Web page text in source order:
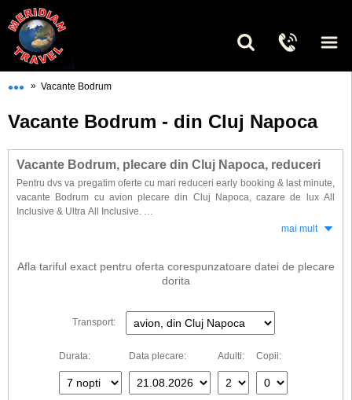
••• » Vacante Bodrum
Vacante Bodrum - din Cluj Napoca
Vacante Bodrum, plecare din Cluj Napoca, reduceri
Pentru dvs va pregatim oferte cu mari reduceri early booking & last minute,
vacante Bodrum cu avion plecare din Cluj Napoca, cazare de lux All
Inclusive & Ultra All Inclusive.
Optand pentru rezervarea vacantei dorite din timp veti beneficia de cele
Gumbet, Turgutreis sau Yalikavak.
Gasiti la noi o selectie de hoteluri dintre cele mai vandute in ultimii ani.
mai mult
Afla tariful exact pentru oferta corespunzatoare datei de plecare
dorita
Transport:
Durata: Data plecare: Adulti: Copii: